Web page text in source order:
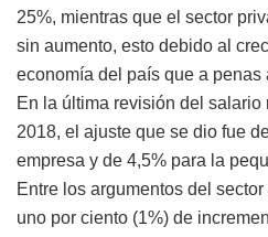
25%, mientras que el sector
sin aumento, esto debido al
economía del país que a penas
En la última revisión del salario
2018, el ajuste que se dio fue
empresa y de 4,5% para la
Entre los argumentos del
uno por ciento (1%) de